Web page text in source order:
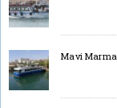
Mavi